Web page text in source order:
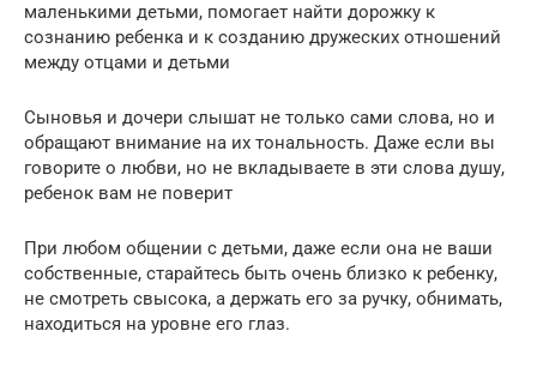
маленькими детьми, помогает найти дорожку к
сознанию ребенка и к созданию дружеских отношений
между отцами и детьми
Сыновья и дочери слышат не только сами слова, но и
обращают внимание на их тональность. Даже если вы
говорите о любви, но не вкладываете в эти слова душу,
ребенок вам не поверит
При любом общении с детьми, даже если она не ваши
собственные, старайтесь быть очень близко к ребенку,
не смотреть свысока, а держать его за ручку, обнимать,
находиться на уровне его глаз.